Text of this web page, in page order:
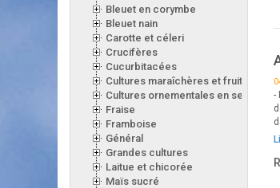
Bleuet en corymbe
Bleuet nain
Carotte et céleri
Crucifères
Cucurbitacées
Cultures maraîchères et fruitières
Cultures ornementales en serre
Fraise
Framboise
Général
Grandes cultures
Laitue et chicorée
Maïs sucré
-